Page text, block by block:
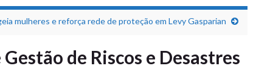
mulheres e reforça rede de proteção em Levy Gasparian
de Riscos e Desastres